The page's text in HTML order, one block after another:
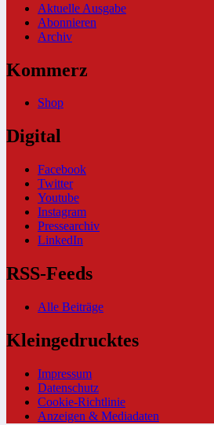
Aktuelle Ausgabe
Abonnieren
Archiv
Kommerz
Shop
Digital
Facebook
Twitter
Youtube
Instagram
Pressearchiv
LinkedIn
RSS-Feeds
Alle Beiträge
Kleingedrucktes
Impressum
Datenschutz
Cookie-Richtlinie
Anzeigen & Mediadaten